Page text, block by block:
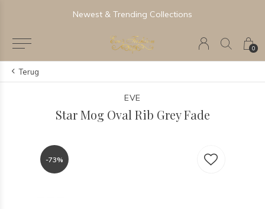
0
Newest & Trending Collections
Terug
EVE
Star Mog Oval Rib Grey Fade
-73%